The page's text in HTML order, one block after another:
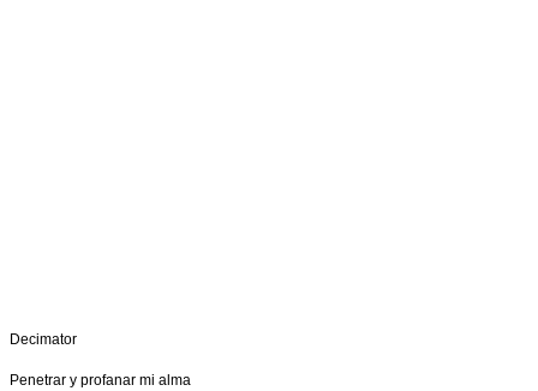
Decimator
Penetrar y profanar mi alma